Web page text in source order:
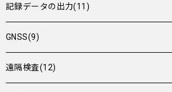
記録データの出力(11)
GNSS(9)
遠隔検査(12)